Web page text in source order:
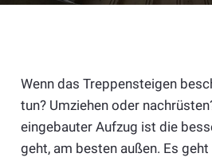
Wenn das Treppensteigen
tun? Umziehen oder
eingebauter Aufzug ist die
geht, am besten außen. Es geht